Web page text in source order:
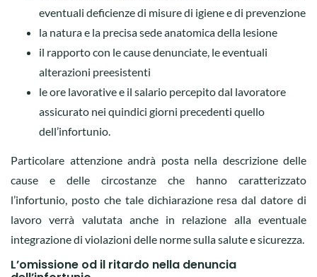
eventuali deficienze di misure di igiene e di prevenzione
la natura e la precisa sede anatomica della lesione
il rapporto con le cause denunciate, le eventuali
alterazioni preesistenti
le ore lavorative e il salario percepito dal lavoratore
assicurato nei quindici giorni precedenti quello
dell’infortunio.
Particolare attenzione andrà posta nella descrizione delle
cause e delle circostanze che hanno caratterizzato
l’infortunio, posto che tale dichiarazione resa dal datore di
lavoro verrà valutata anche in relazione alla eventuale
integrazione di violazioni delle norme sulla salute e sicurezza.
L’omissione od il ritardo nella denuncia